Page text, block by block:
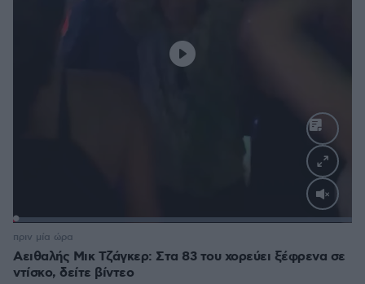
Loaded:
Αειθαλής Μικ Τζάγκερ: Στα 83 του χορεύει ξέφρενα σε
ντίσκο, δείτε βίντεο
πριν μία ώρα